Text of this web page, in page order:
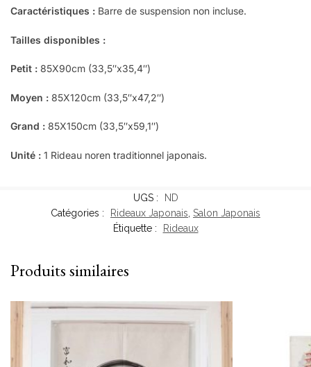
Caractéristiques : Barre de suspension non incluse.
Tailles disponibles :
Petit : 85X90cm (33,5″x35,4″)
Moyen : 85X120cm (33,5″x47,2″)
Grand : 85X150cm (33,5″x59,1″)
Unité : 1 Rideau noren traditionnel japonais.
UGS :
ND
Catégories :
Rideaux Japonais Salon Japonais
Étiquette :
Rideaux
Produits similaires